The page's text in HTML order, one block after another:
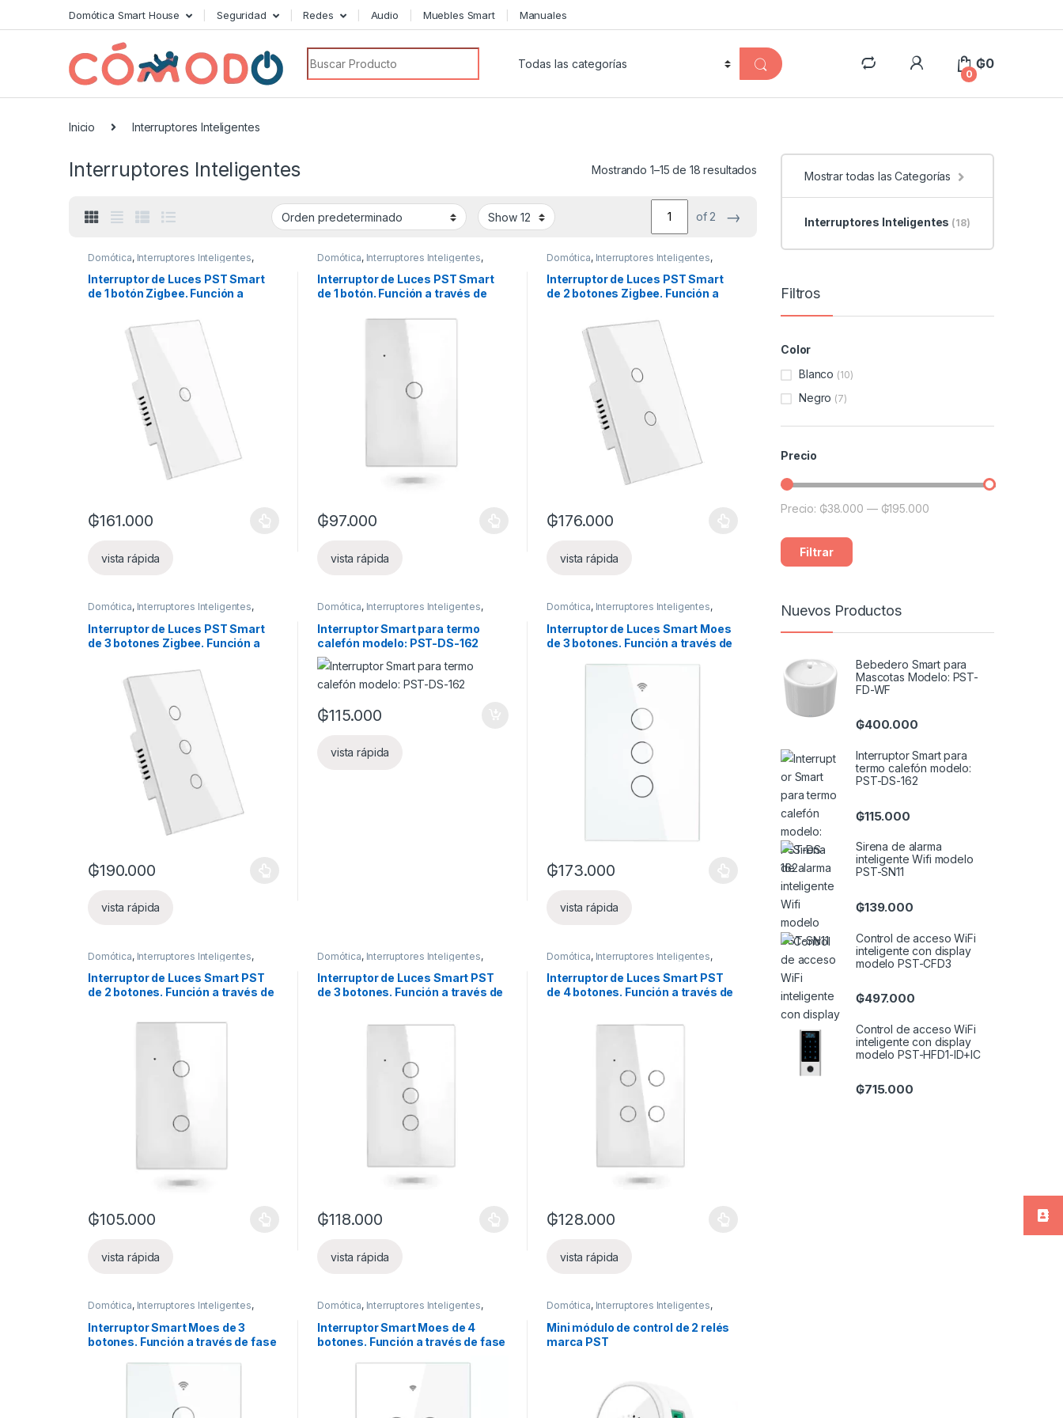
Domótica Smart House Seguridad Redes Audio Muebles Smart Manuales
Search for:
0
₲0
Inicio Interruptores Inteligentes
Interruptores Inteligentes Mostrando 1–15 de 18 resultados
of 2 →
Domótica, Interruptores Inteligentes,
Luces inteligentes
Interruptor de Luces PST Smart
de 1 botón Zigbee. Función a
₲161.000
Este producto tiene múltiples variantes. Las opciones se pueden elegir en la página de producto
vista rápida
Domótica, Interruptores Inteligentes,
Luces inteligentes
Interruptor de Luces PST Smart
de 1 botón. Función a través de
₲97.000
Este producto tiene múltiples variantes. Las opciones se pueden elegir en la página de producto
vista rápida
Domótica, Interruptores Inteligentes,
Luces inteligentes
Interruptor de Luces PST Smart
de 2 botones Zigbee. Función a
₲176.000
Este producto tiene múltiples variantes. Las opciones se pueden elegir en la página de producto
vista rápida
Domótica, Interruptores Inteligentes,
Luces inteligentes
Interruptor de Luces PST Smart
de 3 botones Zigbee. Función a
₲190.000
Este producto tiene múltiples variantes. Las opciones se pueden elegir en la página de producto
vista rápida
Domótica, Interruptores Inteligentes,
Otros dispositivos
Interruptor Smart para termo
calefón modelo: PST-DS-162
₲115.000
vista rápida
Domótica, Interruptores Inteligentes,
Luces inteligentes
Interruptor de Luces Smart Moes
de 3 botones. Función a través de
₲173.000
Este producto tiene múltiples variantes. Las opciones se pueden elegir en la página de producto
vista rápida
Domótica, Interruptores Inteligentes,
Interruptor de Luces Smart PST
de 2 botones. Función a través de
₲105.000
Este producto tiene múltiples variantes. Las opciones se pueden elegir en la página de producto
vista rápida
Domótica, Interruptores Inteligentes,
Interruptor de Luces Smart PST
de 3 botones. Función a través de
₲118.000
Este producto tiene múltiples variantes. Las opciones se pueden elegir en la página de producto
vista rápida
Domótica, Interruptores Inteligentes,
Interruptor de Luces Smart PST
de 4 botones. Función a través de
₲128.000
Este producto tiene múltiples variantes. Las opciones se pueden elegir en la página de producto
vista rápida
Domótica, Interruptores Inteligentes,
Luces inteligentes
Interruptor Smart Moes de 3
botones. Función a través de fase
Domótica, Interruptores Inteligentes,
Luces inteligentes
Interruptor Smart Moes de 4
botones. Función a través de fase
Domótica, Interruptores Inteligentes,
Luces inteligentes
Otros dispositivos
Mini módulo de control de 2 relés
marca PST
Mostrar todas las Categorías
Interruptores Inteligentes (18)
Filtros
Color
Blanco (10)
Negro (7)
Precio
Precio mínimo
Precio máximo
Filtrar
Precio: ₲38.000 — ₲195.000
Nuevos Productos
Bebedero Smart para
Mascotas Modelo: PST-
FD-WF
₲400.000
Interruptor Smart para
termo calefón modelo:
PST-DS-162
₲115.000
Sirena de alarma
inteligente Wifi modelo
PST-SN11
₲139.000
Control de acceso WiFi
inteligente con display
modelo PST-CFD3
₲497.000
Control de acceso WiFi
inteligente con display
modelo PST-HFD1-ID+IC
₲715.000